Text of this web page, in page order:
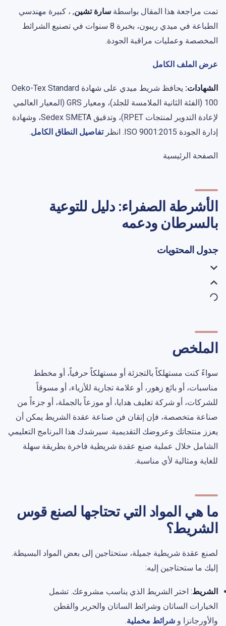
تمت مراجعة هذا المقال بواسطة سارة تشين, ، كبيرة مهندسي
الطباعة في ميدي ريبون، بخبرة 8 سنوات في تصنيع الشرائط
المخصصة وعمليات مراقبة الجودة.
عرض الملف الكامل
الشهادات:
يحافظ شريط ميدي على شهادة Oeko-Tex Standard
100 (الفئة الثانية الملامسة للجلد)، ومعيار GRS (المعيار العالمي
لإعادة التدوير لمنتجات RPET)، وتدقيق Sedex SMETA، وشهادة
إدارة الجودة ISO 9001:2015. انظر
تفاصيل النطاق الكامل.
الصفحة الرئيسية
الأشرطة الصفراء: دليل للتوعية
بالسرطان ودعمه
جدول المحتويات
الملخص
سواءً كنت مستهلكاً بالتجزئة أو مستهلكاً حرفياً، أو مخطط
مناسبات، أو بائع زهور، أو علامة تجارية للأزياء، أو مسوقاً
للشركات، أو شركة تغليف هدايا، أو موزعاً بالجملة، أو جزءاً من
صناعة متخصصة، فإن إتقان فن صناعة عقدة الشريط يمكن أن
يعزز منتجاتك وعروضك التقديمية. سيرشدك هذا البرنامج التعليمي
الشامل خلال عملية صنع عقدة شريطية فاخرة بطريقة سهلة
للغاية ومثالية لأي مناسبة.
ما هي المواد التي تحتاجها لصنع قوس
الشريط؟
لصنع عقدة شريطية جميلة، ستحتاجين إلى بعض المواد البسيطة.
إليك ما ستحتاجين إليه:
الشريط: اختر الشريط الذي يناسب مشروعك. تشمل
الخيارات الساتان وشرائط الساتان والحرير والقطن
والأورجانزا و شرائط مخملية.